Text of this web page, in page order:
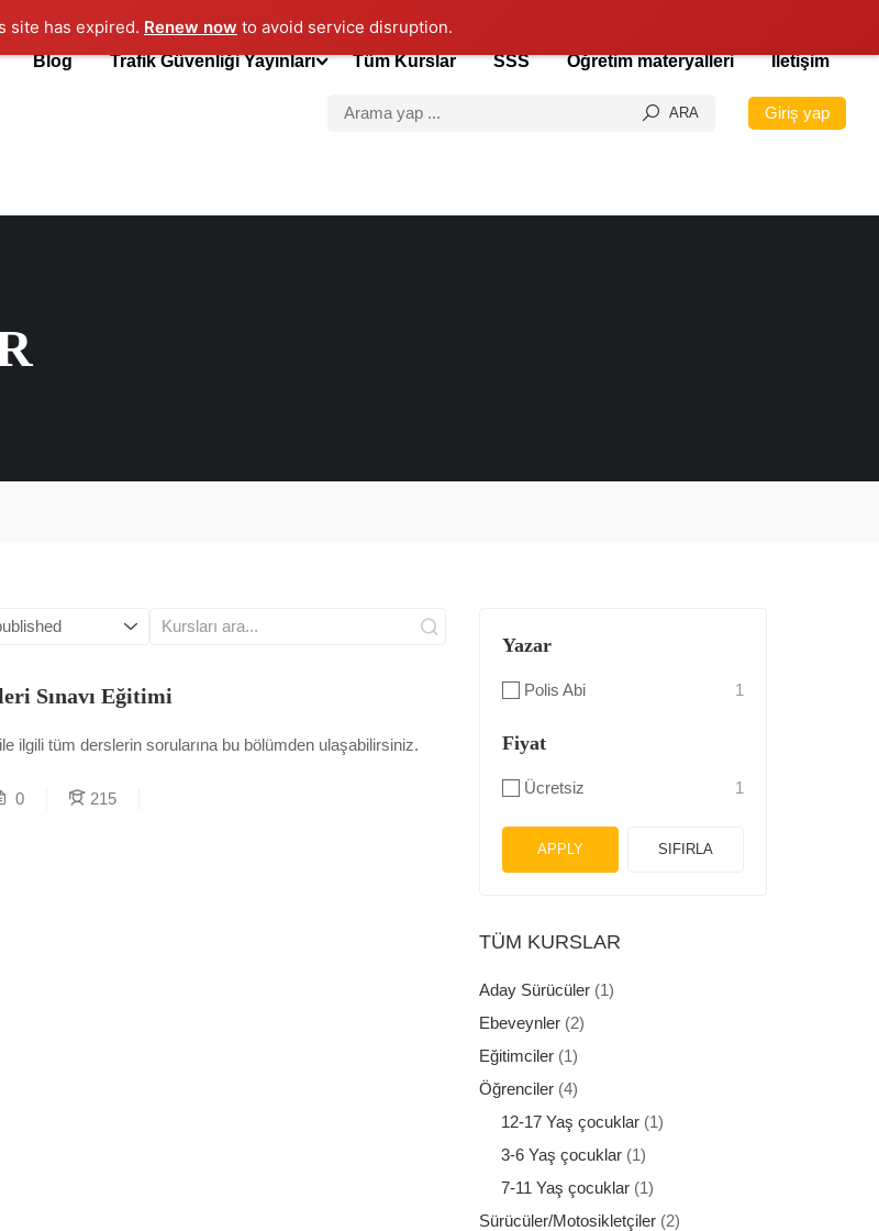
site has expired. Renew now to avoid service disruption.
Blog Trafik Güvenliği Yayınları Tüm Kurslar SSS Öğretim materyalleri İletişim
ARA Giriş yap
Sınavı Eğitimi
ilgili tüm derslerin sorularına bu bölümden ulaşabilirsiniz.
0 215
Yazar
Polis Abi 1
Fiyat
Ücretsiz 1
APPLY SIFIRLA
TÜM KURSLAR
Aday Sürücüler (1)
Ebeveynler (2)
Eğitimciler (1)
Öğrenciler (4)
12-17 Yaş çocuklar(1)
3-6 Yaş çocuklar(1)
7-11 Yaş çocuklar(1)
Sürücüler/Motosikletçiler (2)